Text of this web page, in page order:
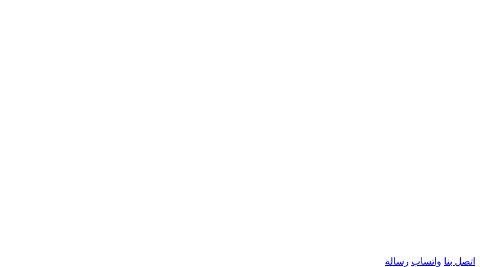
اتصل بنا واتساب رسالة